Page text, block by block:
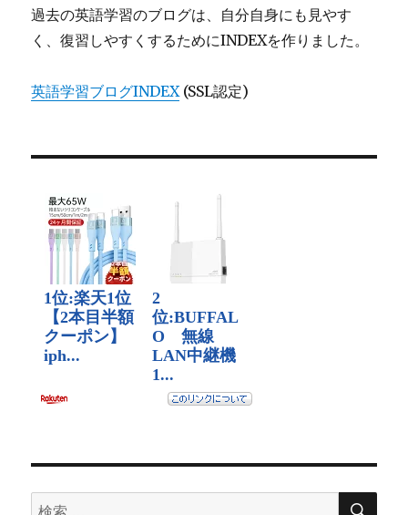
過去の英語学習のブログは、自分自身にも見やす
く、復習しやすくするためにINDEXを作りました。
英語学習ブログINDEX(SSL認定)
検
検